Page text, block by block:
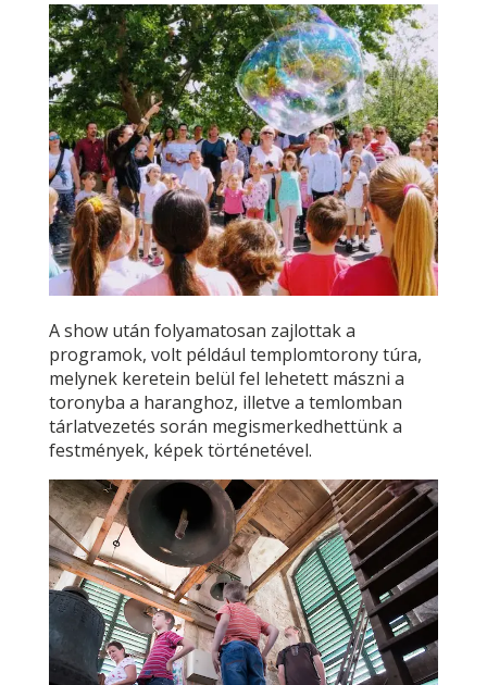
A show után folyamatosan zajlottak a
programok, volt például templomtorony túra,
melynek keretein belül fel lehetett mászni a
toronyba a haranghoz, illetve a temlomban
tárlatvezetés során megismerkedhettünk a
festmények, képek történetével.